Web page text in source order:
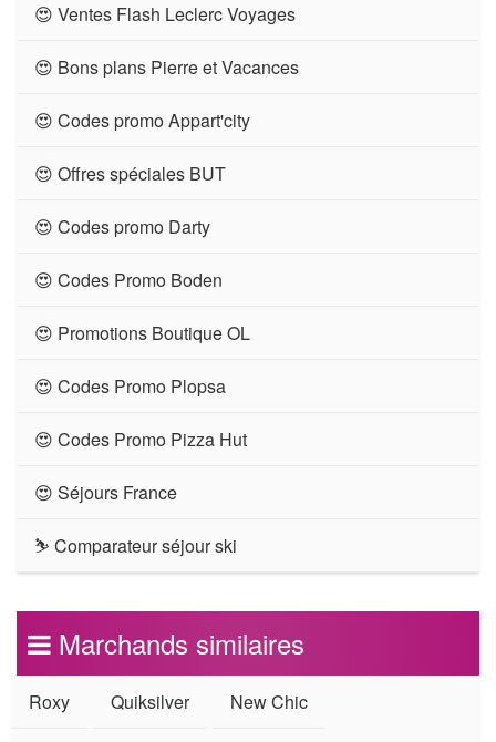
😍 Ventes Flash Leclerc Voyages
😍 Bons plans Pierre et Vacances
😍 Codes promo Appart'city
😍 Offres spéciales BUT
😍 Codes promo Darty
😍 Codes Promo Boden
😍 Promotions Boutique OL
😍 Codes Promo Plopsa
😍 Codes Promo Pizza Hut
😍 Séjours France
⛷ Comparateur séjour ski
Marchands similaires
Roxy Quiksilver New Chic